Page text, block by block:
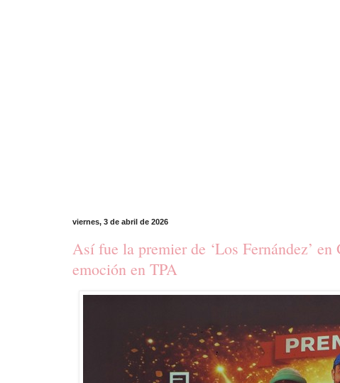
viernes, 3 de abril de 2026
Así fue la premier de ‘Los Fernández’
emoción en TPA